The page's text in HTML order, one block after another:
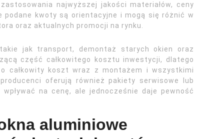
najwyższej jakości materiałów, ceny
kwoty są orientacyjne i mogą się różnić w
oraz aktualnych promocji na rynku.
jak transport, demontaż starych okien oraz
część całkowitego kosztu inwestycji, dlatego
całkowity koszt wraz z montażem i wszystkimi
oferują również pakiety serwisowe lub
na cenę, ale jednocześnie daje pewność
aluminiowe